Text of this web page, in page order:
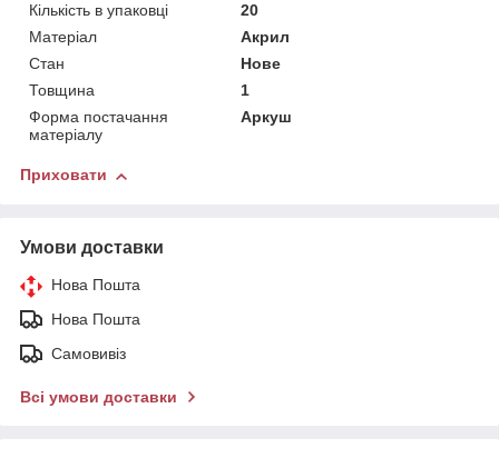
Кількість в упаковці
20
Матеріал
Акрил
Стан
Нове
Товщина
1
Форма постачання
матеріалу
Аркуш
Приховати
Умови доставки
Нова Пошта
Нова Пошта
Самовивіз
Всі умови доставки